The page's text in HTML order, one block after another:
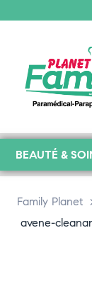
BEAUTÉ &
Family Planet
avene-